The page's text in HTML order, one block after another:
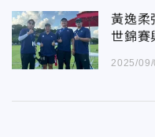
黃逸
世錦賽
2025/